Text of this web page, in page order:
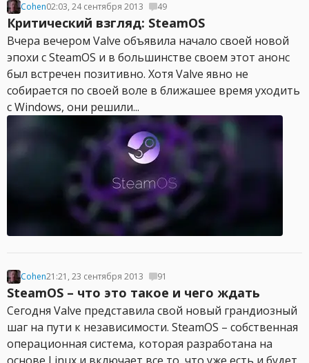
Cohen02:03, 24 сентября 2013 49
Критический взгляд: SteamOS
Вчера вечером Valve объявила начало своей новой
эпохи с SteamOS и в большинстве своем этот анонс
был встречен позитивно. Хотя Valve явно не
собирается по своей воле в ближашее время уходить
с Windows, они решили...
Cohen21:21, 23 сентября 2013 91
SteamOS – что это такое и чего ждать
Сегодня Valve представила свой новый грандиозный
шаг на пути к независимости. SteamOS – собственная
операционная система, которая разработана на